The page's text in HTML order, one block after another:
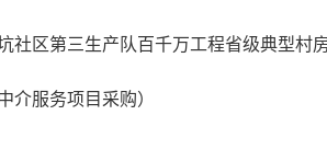
社区第三生产队百千万工程省级典型村
介服务项目采购）